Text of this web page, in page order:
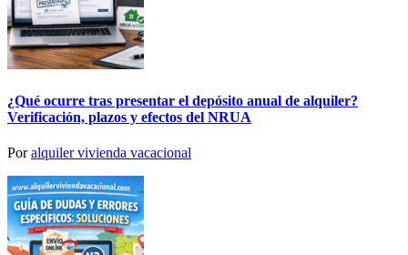
¿Qué ocurre tras presentar el depósito anual de alquiler?
Verificación, plazos y efectos del NRUA
Poralquiler vivienda vacacional